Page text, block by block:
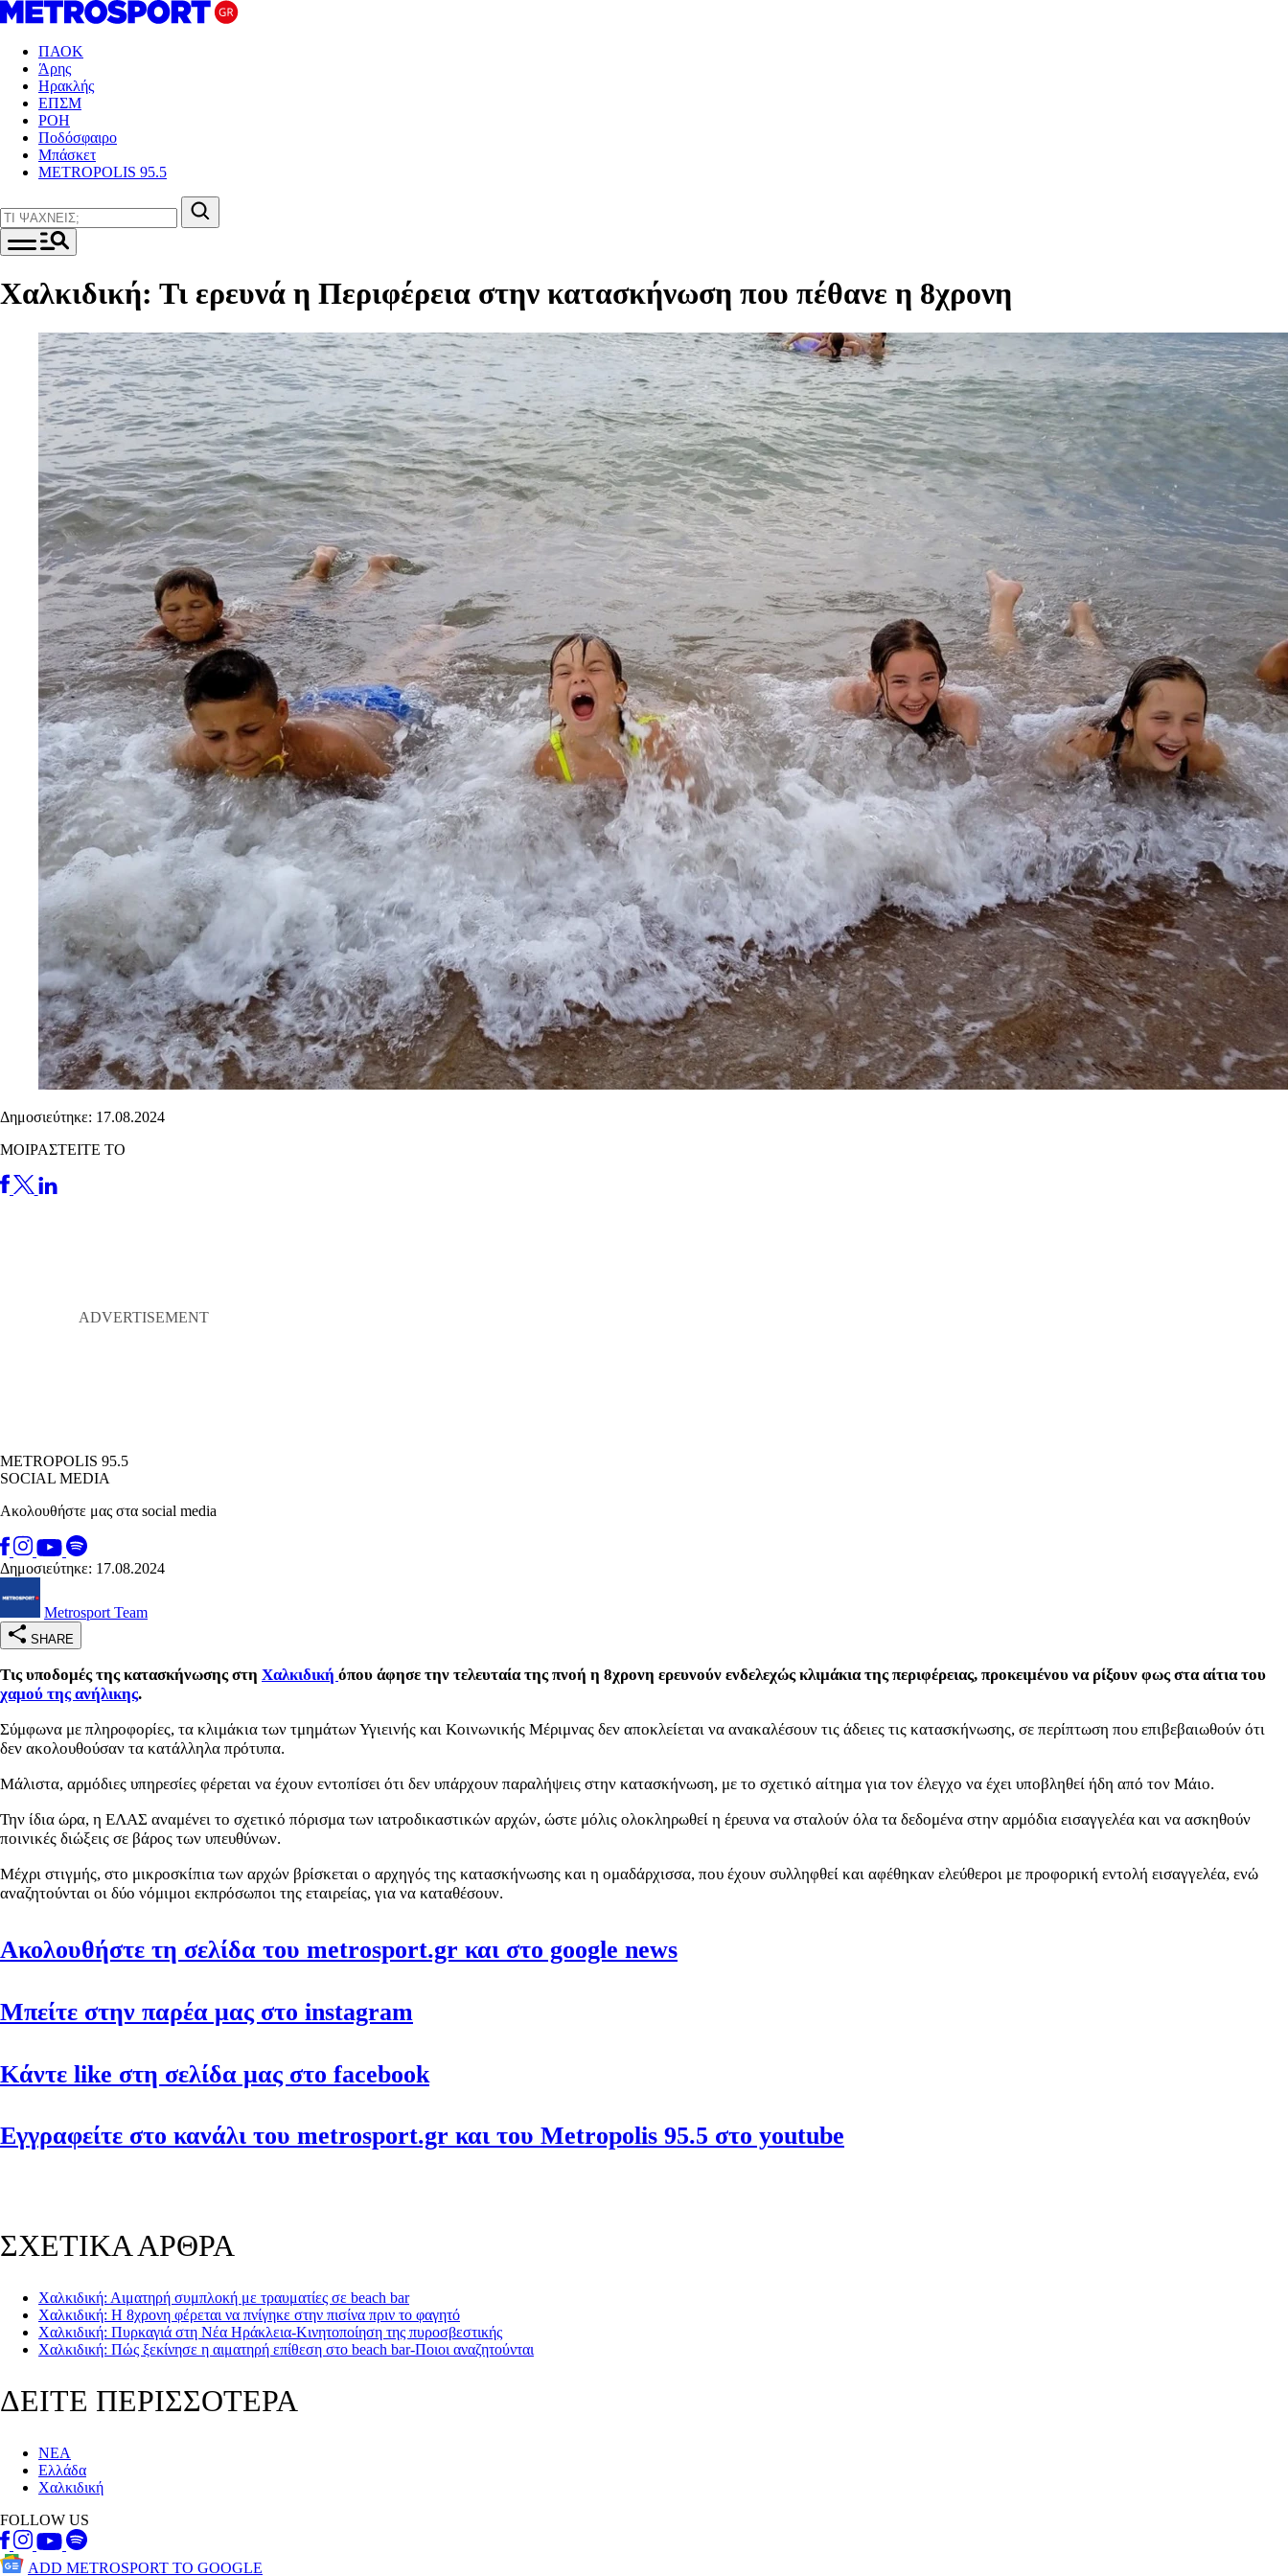
ΠΑΟΚ
Άρης
Ηρακλής
ΕΠΣΜ
ΡΟΗ
Ποδόσφαιρο
Μπάσκετ
METROPOLIS 95.5
Χαλκιδική: Τι ερευνά η Περιφέρεια στην κατασκήνωση που πέθανε η 8χρονη
Δημοσιεύτηκε: 17.08.2024
ΜΟΙΡΑΣΤΕΙΤΕ ΤΟ
METROPOLIS 95.5
SOCIAL MEDIA
Ακολουθήστε μας στα social media
Δημοσιεύτηκε: 17.08.2024
Metrosport Team
SHARE
Τις υποδομές της κατασκήνωσης στη Χαλκιδική όπου άφησε την τελευταία της πνοή η 8χρονη ερευνούν ενδελεχώς κλιμάκια της περιφέρειας, προκειμένου να ρίξουν φως στα αίτια του
χαμού της ανήλικης.
Σύμφωνα με πληροφορίες, τα κλιμάκια των τμημάτων Υγιεινής και Κοινωνικής Μέριμνας δεν αποκλείεται να ανακαλέσουν τις άδειες τις κατασκήνωσης, σε περίπτωση που επιβεβαιωθούν ότι
δεν ακολουθούσαν τα κατάλληλα πρότυπα.
Μάλιστα, αρμόδιες υπηρεσίες φέρεται να έχουν εντοπίσει ότι δεν υπάρχουν παραλήψεις στην κατασκήνωση, με το σχετικό αίτημα για τον έλεγχο να έχει υποβληθεί ήδη από τον Μάιο.
Την ίδια ώρα, η ΕΛΑΣ αναμένει το σχετικό πόρισμα των ιατροδικαστικών αρχών, ώστε μόλις ολοκληρωθεί η έρευνα να σταλούν όλα τα δεδομένα στην αρμόδια εισαγγελέα και να ασκηθούν
ποινικές διώξεις σε βάρος των υπευθύνων.
Μέχρι στιγμής, στο μικροσκίπια των αρχών βρίσκεται ο αρχηγός της κατασκήνωσης και η ομαδάρχισσα, που έχουν συλληφθεί και αφέθηκαν ελεύθεροι με προφορική εντολή εισαγγελέα, ενώ
αναζητούνται οι δύο νόμιμοι εκπρόσωποι της εταιρείας, για να καταθέσουν.
Ακολουθήστε τη σελίδα του metrosport.gr και στο google news
Μπείτε στην παρέα μας στο instagram
Κάντε like στη σελίδα μας στο facebook
Εγγραφείτε στο κανάλι του metrosport.gr και του Metropolis 95.5 στο youtube
ΣΧΕΤΙΚΑ ΑΡΘΡΑ
Χαλκιδική: Αιματηρή συμπλοκή με τραυματίες σε beach bar
Χαλκιδική: Η 8χρονη φέρεται να πνίγηκε στην πισίνα πριν το φαγητό
Χαλκιδική: Πυρκαγιά στη Νέα Ηράκλεια-Κινητοποίηση της πυροσβεστικής
Χαλκιδική: Πώς ξεκίνησε η αιματηρή επίθεση στο beach bar-Ποιοι αναζητούνται
ΔΕΙΤΕ ΠΕΡΙΣΣΟΤΕΡΑ
ΝΕΑ
Ελλάδα
Χαλκιδική
FOLLOW US
ADD METROSPORT TO GOOGLE